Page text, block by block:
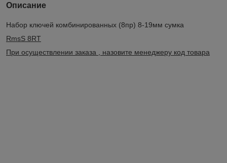
Описание
Набор ключей комбинированных (8пр) 8-19мм сумка
RmsS 8RT
При осуществлении заказа , назовите менеджеру код товара